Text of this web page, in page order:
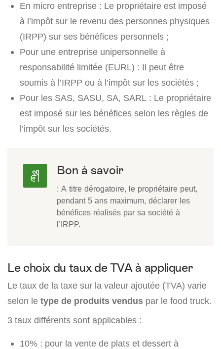
En micro entreprise : Le propriétaire est imposé
à l’impôt sur le revenu des personnes physiques
(IRPP) sur ses bénéfices personnels ;
Pour une entreprise unipersonnelle à
responsabilité limitée (EURL) : Il peut être
soumis à l’IRPP ou à l’impôt sur les sociétés ;
Pour les SAS, SASU, SA, SARL : Le propriétaire
est imposé sur les bénéfices selon les règles de
l’impôt sur les sociétés.
Bon à savoir
: A titre dérogatoire, le propriétaire peut,
pendant 5 ans maximum, déclarer les
bénéfices réalisés par sa société à
l’IRPP.
Le choix du taux de TVA à appliquer
Le taux de la taxe sur la valeur ajoutée (TVA) varie
selon le type de produits vendus par le food truck.
3 taux différents sont applicables :
10% : pour la vente de plats et dessert à